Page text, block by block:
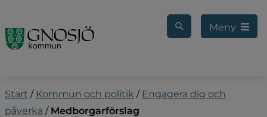
Meny
Start / Kommun och politik / Engagera dig och
påverka / Medborgarförslag